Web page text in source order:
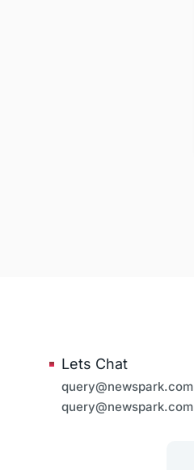
Lets Chat
query@newspark.com
query@newspark.com